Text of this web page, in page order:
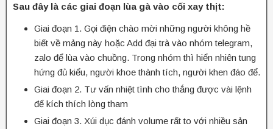
Sau đây là các giai đoạn lùa gà vào cối xay thịt:
Giai đoạn 1. Gọi điện chào mời những người không hề
biết về mảng này hoặc Add đại trà vào nhóm telegram,
zalo để lùa vào chuồng. Trong nhóm thì hiển nhiên tung
hứng đủ kiểu, người khoe thành tích, người khen đáo để.
Giai đoạn 2. Tư vấn nhiệt tình cho thắng được vài lệnh
để kích thích lòng tham
Giai đoạn 3. Xúi dục đánh volume rất to với nhiều sản